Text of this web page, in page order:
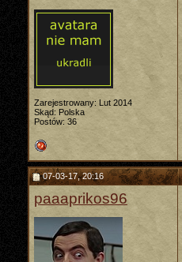
Zarejestrowany: Lut 2014
Skąd: Polska
Postów: 36
07-03-17, 20:16
paaaprikos96